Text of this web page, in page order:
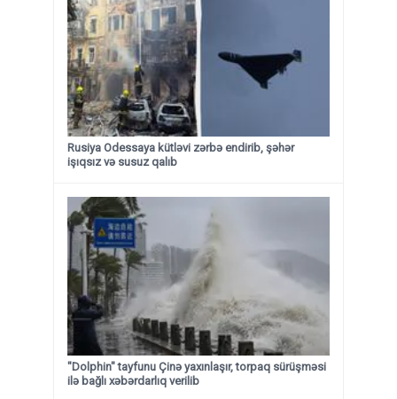
Rusiya Odessaya kütləvi zərbə endirib, şəhər
işıqsız və susuz qalıb
"Dolphin" tayfunu Çinə yaxınlaşır, torpaq sürüşməsi
ilə bağlı xəbərdarlıq verilib